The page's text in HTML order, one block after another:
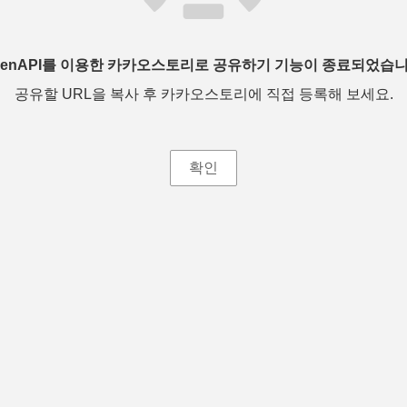
를 이용한 카카오스토리로 공유하기 기능이 종료되었습
공유할 URL을 복사 후 카카오스토리에 직접 등록해 보세요.
확인